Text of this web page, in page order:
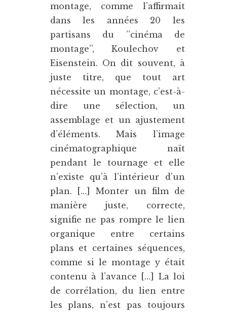
montage, comme l’affirmait
dans les années 20 les
partisans du ’’cinéma de
montage’’, Koulechov et
Eisenstein. On dit souvent, à
juste titre, que tout art
nécessite un montage, c’est-à-
dire une sélection, un
assemblage et un ajustement
d’éléments. Mais l’image
cinématographique naît
pendant le tournage et elle
n’existe qu’à l’intérieur d’un
plan. […] Monter un film de
manière juste, correcte,
signifie ne pas rompre le lien
organique entre certains
plans et certaines séquences,
comme si le montage y était
contenu à l’avance […] La loi
de corrélation, du lien entre
les plans, n’est pas toujours